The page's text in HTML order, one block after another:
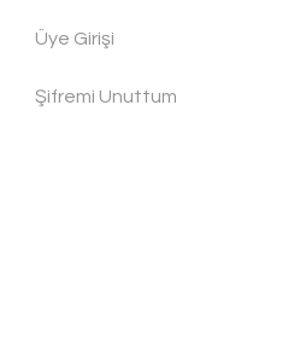
Üye Girişi
Şifremi Unuttum